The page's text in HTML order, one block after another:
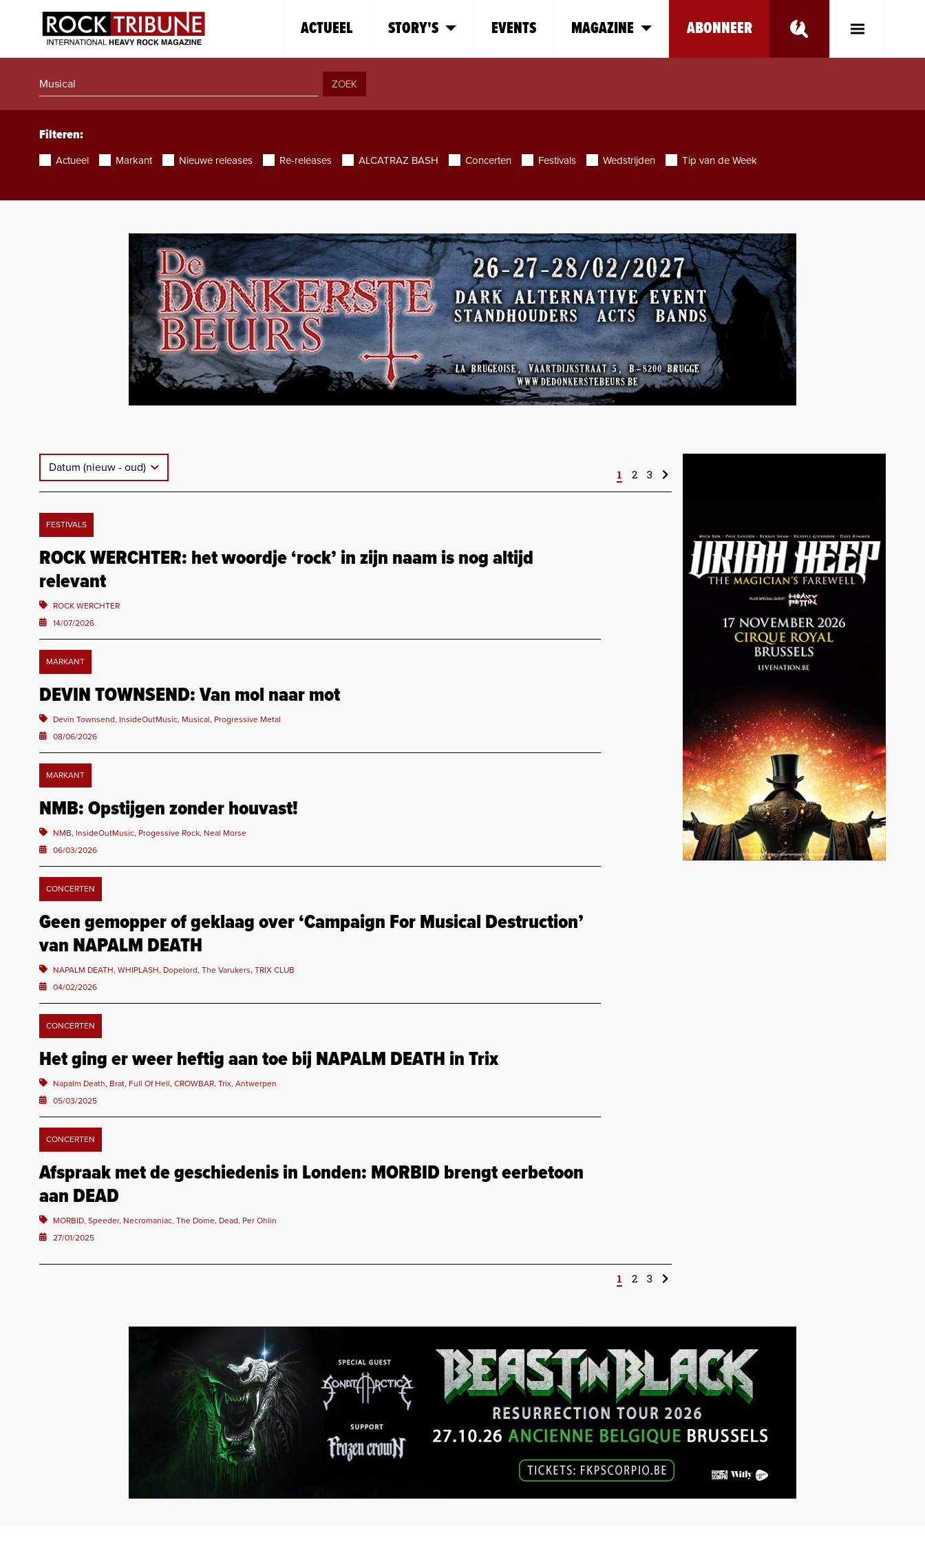
ACTUEEL STORY'S EVENTS MAGAZINE ABONNEER
Toggle
ZOEK
Filteren:
Actueel Markant Nieuwe releases Re-releases ALCATRAZ BASH Concerten Festivals Wedstrijden Tip van de Week
Datum (nieuw - oud) 1 2 3
FESTIVALS
ROCK WERCHTER: het woordje ‘rock’ in zijn naam is nog altijd
relevant
ROCK WERCHTER
14/07/2026
MARKANT
DEVIN TOWNSEND: Van mol naar mot
Devin Townsend, InsideOutMusic, Musical, Progressive Metal
08/06/2026
MARKANT
NMB: Opstijgen zonder houvast!
NMB, InsideOutMusic, Progessive Rock, Neal Morse
06/03/2026
CONCERTEN
Geen gemopper of geklaag over ‘Campaign For Musical Destruction’
van NAPALM DEATH
NAPALM DEATH, WHIPLASH, Dopelord, The Varukers, TRIX CLUB
04/02/2026
CONCERTEN
Het ging er weer heftig aan toe bij NAPALM DEATH in Trix
Napalm Death, Brat, Full Of Hell, CROWBAR, Trix, Antwerpen
05/03/2025
CONCERTEN
Afspraak met de geschiedenis in Londen: MORBID brengt eerbetoon
aan DEAD
MORBID, Speeder, Necromaniac, The Dome, Dead, Per Ohlin
27/01/2025
1 2 3